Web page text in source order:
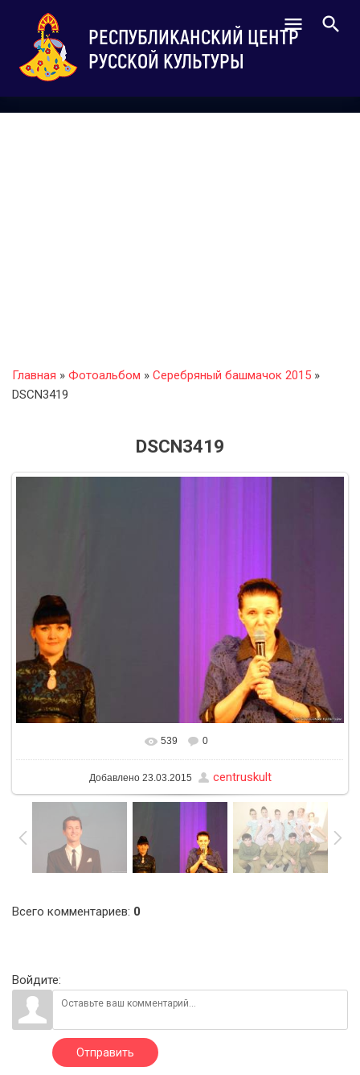
РЕСПУБЛИКАНСКИЙ ЦЕНТР
РУССКОЙ КУЛЬТУРЫ
Главная » Фотоальбом » Серебряный башмачок 2015 »
DSCN3419
DSCN3419
В реальном размере 1600x1200
539 0
Добавлено23.03.2015 centruskult
Всего комментариев: 0
Войдите:
Отправить